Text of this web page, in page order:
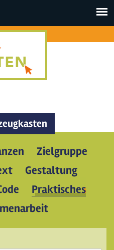
Toggle
Zielgruppe
Gestaltung
Praktisches